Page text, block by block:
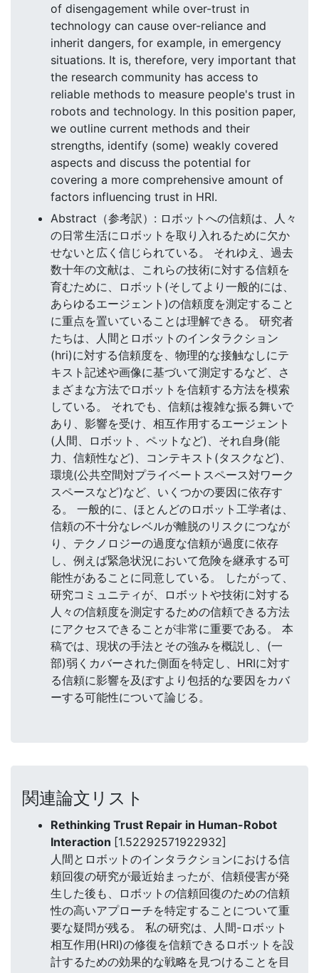
of disengagement while over-trust in
technology can cause over-reliance and
inherit dangers, for example, in emergency
situations. It is, therefore, very important that
the research community has access to
reliable methods to measure people's trust in
robots and technology. In this position paper,
we outline current methods and their
strengths, identify (some) weakly covered
aspects and discuss the potential for
covering a more comprehensive amount of
factors influencing trust in HRI.
Abstract（参考訳）: ロボットへの信頼は、人々
の日常生活にロボットを取り入れるために欠か
せないと広く信じられている。 それゆえ、過去
数十年の文献は、これらの技術に対する信頼を
育むために、ロボット(そしてより一般的には、
あらゆるエージェント)の信頼度を測定すること
に重点を置いていることは理解できる。 研究者
たちは、人間とロボットのインタラクション
(hri)に対する信頼度を、物理的な接触なしにテ
キスト記述や画像に基づいて測定するなど、さ
まざまな方法でロボットを信頼する方法を模索
している。 それでも、信頼は複雑な振る舞いで
あり、影響を受け、相互作用するエージェント
(人間、ロボット、ペットなど)、それ自身(能
力、信頼性など)、コンテキスト(タスクなど)、
環境(公共空間対プライベートスペース対ワーク
スペースなど)など、いくつかの要因に依存す
る。 一般的に、ほとんどのロボット工学者は、
信頼の不十分なレベルが離脱のリスクにつなが
り、テクノロジーの過度な信頼が過度に依存
し、例えば緊急状況において危険を継承する可
能性があることに同意している。 したがって、
研究コミュニティが、ロボットや技術に対する
人々の信頼度を測定するための信頼できる方法
にアクセスできることが非常に重要である。 本
稿では、現状の手法とその強みを概説し、(一
部)弱くカバーされた側面を特定し、HRIに対す
る信頼に影響を及ぼすより包括的な要因をカバ
ーする可能性について論じる。
関連論文リスト
Rethinking Trust Repair in Human-Robot
Interaction [1.52292571922932]
人間とロボットのインタラクションにおける信
頼回復の研究が最近始まったが、信頼侵害が発
生した後も、ロボットの信頼回復のための信頼
性の高いアプローチを特定することについて重
要な疑問が残る。 私の研究は、人間-ロボット
相互作用(HRI)の修復を信頼できるロボットを設
計するための効果的な戦略を見つけることを目